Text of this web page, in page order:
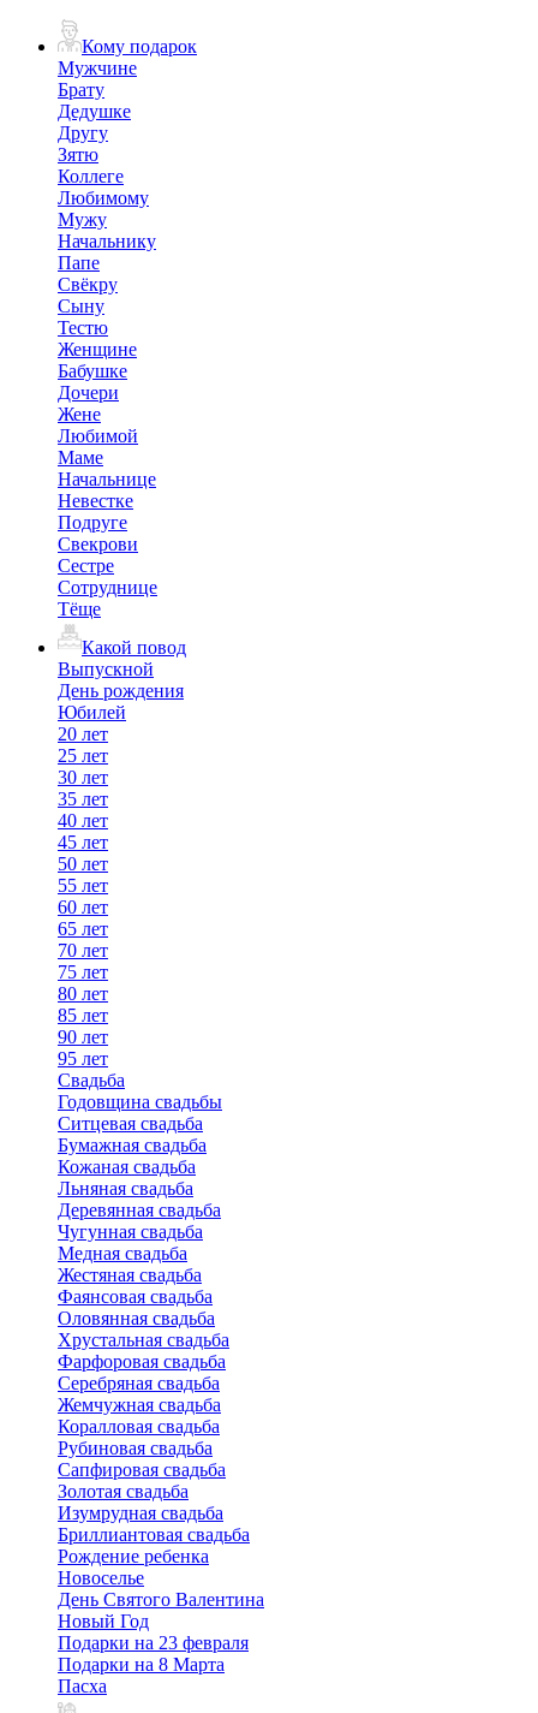
Кому подарок
Мужчине
Брату
Дедушке
Другу
Зятю
Коллеге
Любимому
Мужу
Начальнику
Папе
Свёкру
Сыну
Тестю
Женщине
Бабушке
Дочери
Жене
Любимой
Маме
Начальнице
Невестке
Подруге
Свекрови
Сестре
Сотруднице
Тёще
Какой повод
Выпускной
День рождения
Юбилей
20 лет
25 лет
30 лет
35 лет
40 лет
45 лет
50 лет
55 лет
60 лет
65 лет
70 лет
75 лет
80 лет
85 лет
90 лет
95 лет
Свадьба
Годовщина свадьбы
Ситцевая свадьба
Бумажная свадьба
Кожаная свадьба
Льняная свадьба
Деревянная свадьба
Чугунная свадьба
Медная свадьба
Жестяная свадьба
Фаянсовая свадьба
Оловянная свадьба
Хрустальная свадьба
Фарфоровая свадьба
Серебряная свадьба
Жемчужная свадьба
Коралловая свадьба
Рубиновая свадьба
Сапфировая свадьба
Золотая свадьба
Изумрудная свадьба
Бриллиантовая свадьба
Рождение ребенка
Новоселье
День Святого Валентина
Новый Год
Подарки на 23 февраля
Подарки на 8 Марта
Пасха